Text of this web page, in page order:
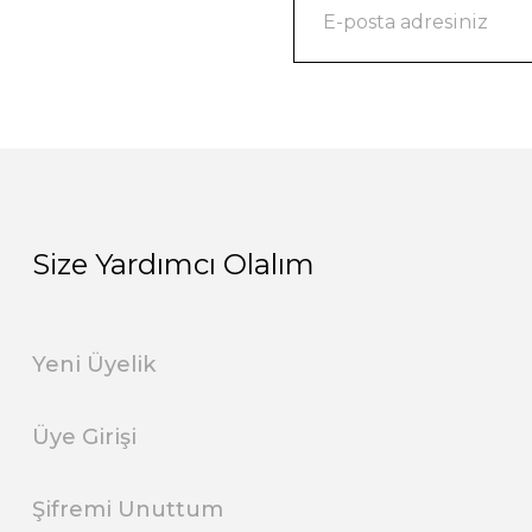
Size Yardımcı Olalım
Yeni Üyelik
Üye Girişi
Şifremi Unuttum